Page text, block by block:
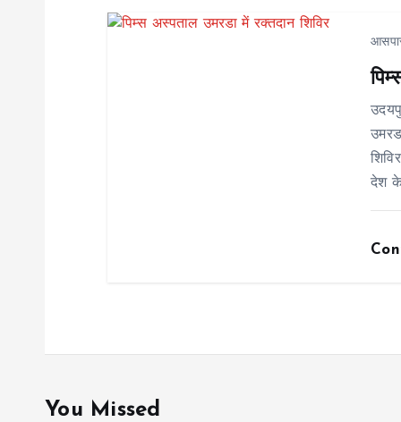
देश
You Missed